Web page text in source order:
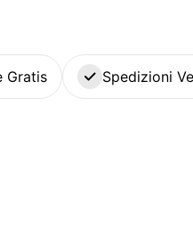
Gratis Spedizioni